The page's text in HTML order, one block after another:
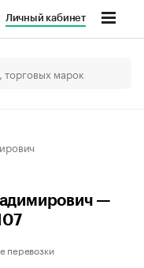
Личный кабинет
—
перевозки